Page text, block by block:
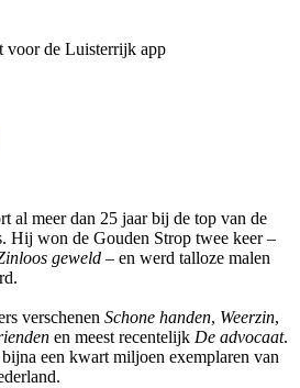
voor de Luisterrijk app
al meer dan 25 jaar bij de top van de
Hij won de Gouden Strop twee keer –
geweld – en werd talloze malen
verschenen Schone handen, Weerzin,
en meest recentelijk De advocaat.
een kwart miljoen exemplaren van